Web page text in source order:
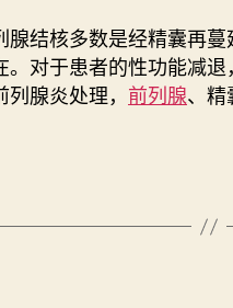
腺结核多数是经精囊再
。对于患者的性功能减退
腺炎处理， 前列腺、精